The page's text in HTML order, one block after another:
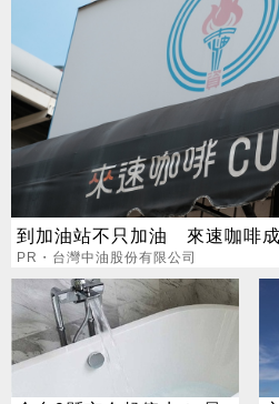
到加油站不只加油 來速咖啡
PR・台灣中油股份有限公司